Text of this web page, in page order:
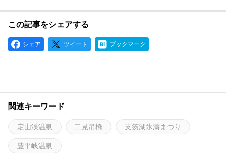
この記事をシェアする
シェア ツイート ブックマーク
関連キーワード
定山渓温泉 二見吊橋 支笏湖氷濤まつり
豊平峡温泉